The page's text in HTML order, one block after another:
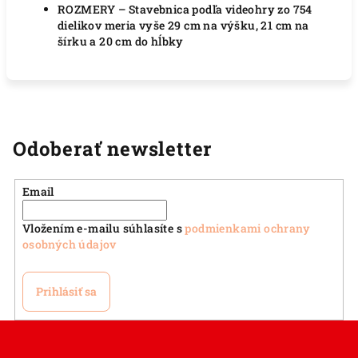
ROZMERY – Stavebnica podľa videohry zo 754
dielikov meria vyše 29 cm na výšku, 21 cm na
šírku a 20 cm do hĺbky
Odoberať newsletter
Email
Vložením e-mailu súhlasíte spodmienkami ochrany
osobných údajov
Prihlásiť sa